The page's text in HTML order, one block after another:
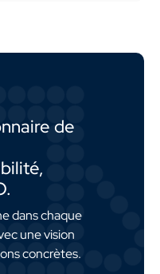
de
dans chaque
une vision
concrètes.